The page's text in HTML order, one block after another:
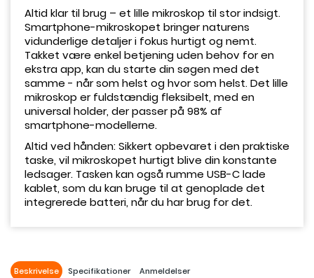
Altid klar til brug – et lille mikroskop til stor indsigt.
Smartphone-mikroskopet bringer naturens
vidunderlige detaljer i fokus hurtigt og nemt.
Takket være enkel betjening uden behov for en
ekstra app, kan du starte din søgen med det
samme - når som helst og hvor som helst. Det lille
mikroskop er fuldstændig fleksibelt, med en
universal holder, der passer på 98% af
smartphone-modellerne.
Altid ved hånden: Sikkert opbevaret i den praktiske
taske, vil mikroskopet hurtigt blive din konstante
ledsager. Tasken kan også rumme USB-C lade
kablet, som du kan bruge til at genoplade det
integrerede batteri, når du har brug for det.
Beskrivelse Specifikationer Anmeldelser